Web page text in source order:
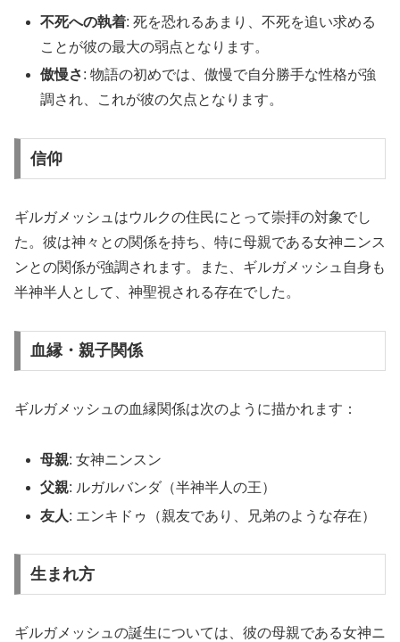
不死への執着: 死を恐れるあまり、不死を追い求める
ことが彼の最大の弱点となります。
傲慢さ: 物語の初めでは、傲慢で自分勝手な性格が強
調され、これが彼の欠点となります。
信仰
ギルガメッシュはウルクの住民にとって崇拝の対象でし
た。彼は神々との関係を持ち、特に母親である女神ニンス
ンとの関係が強調されます。また、ギルガメッシュ自身も
半神半人として、神聖視される存在でした。
血縁・親子関係
ギルガメッシュの血縁関係は次のように描かれます：
母親: 女神ニンスン
父親: ルガルバンダ（半神半人の王）
友人: エンキドゥ（親友であり、兄弟のような存在）
生まれ方
ギルガメッシュの誕生については、彼の母親である女神ニ